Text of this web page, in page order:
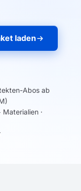
laden
Abos ab
·